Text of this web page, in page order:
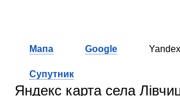
Мапа Google Yandex
Супутник
Яндекс карта села